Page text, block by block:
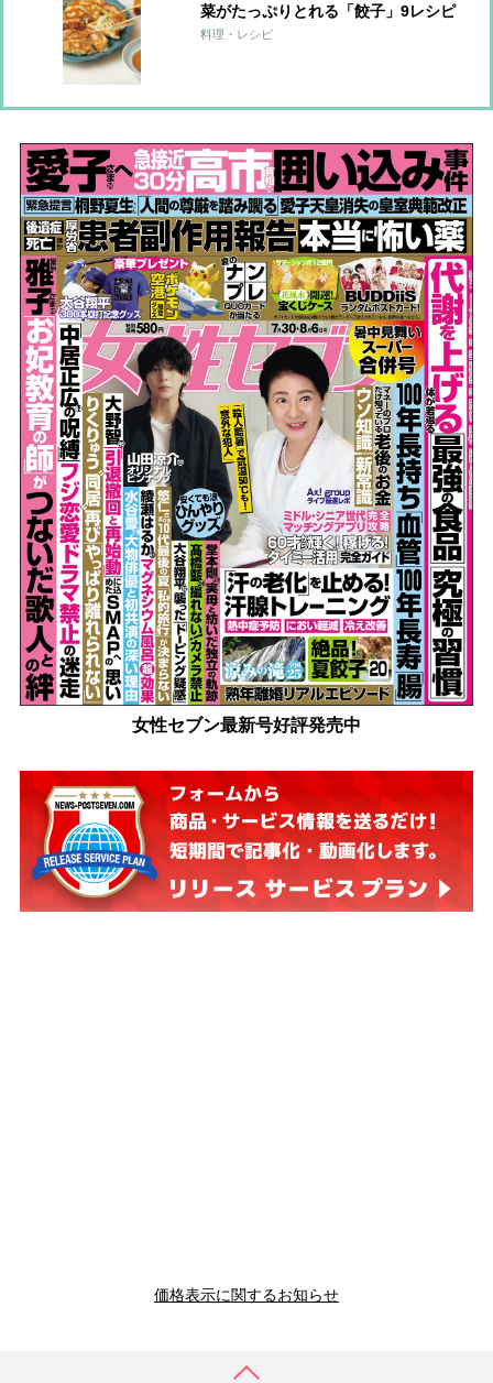
菜がたっぷりとれる「餃子」9レシピ
料理・レシピ
女性セブン最新号好評発売中
価格表示に関するお知らせ